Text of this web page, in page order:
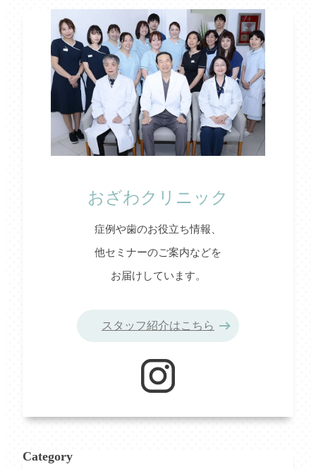
おざわクリニック
症例や歯のお役立ち情報、
他セミナーのご案内などを
お届けしています。
スタッフ紹介はこちら
Category